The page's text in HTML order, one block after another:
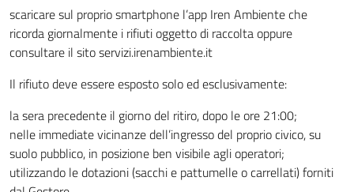
scaricare sul proprio smartphone l’app Iren Ambiente che
ricorda giornalmente i rifiuti oggetto di raccolta oppure
consultare il sito servizi.irenambiente.it
Il rifiuto deve essere esposto solo ed esclusivamente:
la sera precedente il giorno del ritiro, dopo le ore 21:00;
nelle immediate vicinanze dell’ingresso del proprio civico, su
suolo pubblico, in posizione ben visibile agli operatori;
utilizzando le dotazioni (sacchi e pattumelle o carrellati) forniti